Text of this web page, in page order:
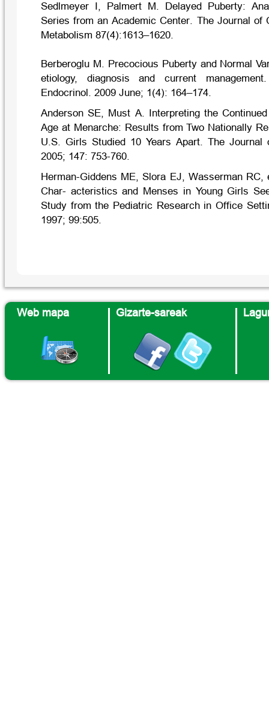
Sedlmeyer I, Palmert M. Delayed Puberty:
Series from an Academic Center. The Journal of
Metabolism 87(4):1613–1620.
Berberoglu M. Precocious Puberty and Normal
etiology, diagnosis and current
Endocrinol. 2009 June; 1(4): 164–174.
Anderson SE, Must A. Interpreting the
Age at Menarche: Results from Two Nationally
U.S. Girls Studied 10 Years Apart. The Journal
2005; 147: 753-760.
Herman-Giddens ME, Slora EJ, Wasserman
Char- acteristics and Menses in Young Girls
Study from the Pediatric Research in Office
1997; 99:505.
Web mapa Gizarte-sareak